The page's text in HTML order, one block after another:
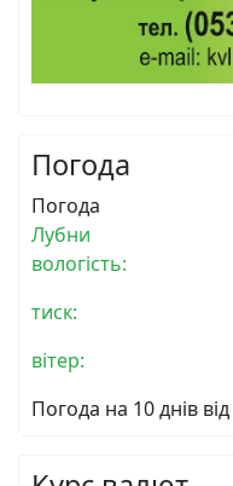
Погода
Погода
Лубни
вологість:
тиск:
вітер:
Погода на 10 днів від